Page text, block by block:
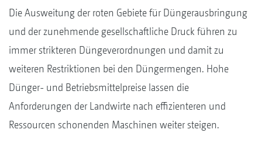
Die Ausweitung der roten Gebiete für Düngerausbringung
und der zunehmende gesellschaftliche Druck führen zu
immer strikteren Düngeverordnungen und damit zu
weiteren Restriktionen bei den Düngermengen. Hohe
Dünger- und Betriebsmittelpreise lassen die
Anforderungen der Landwirte nach effizienteren und
Ressourcen schonenden Maschinen weiter steigen.